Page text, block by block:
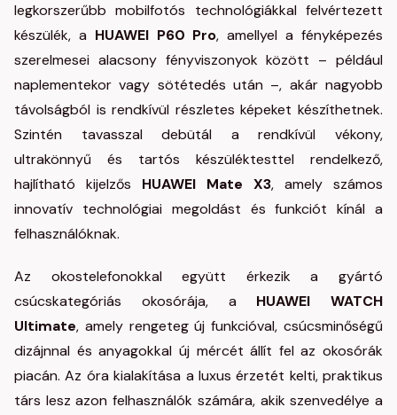
legkorszerűbb mobilfotós technológiákkal felvértezett
készülék, a HUAWEI P60 Pro, amellyel a fényképezés
szerelmesei alacsony fényviszonyok között – például
naplementekor vagy sötétedés után –, akár nagyobb
távolságból is rendkívül részletes képeket készíthetnek.
Szintén tavasszal debütál a rendkívül vékony,
ultrakönnyű és tartós készüléktesttel rendelkező,
hajlítható kijelzős HUAWEI Mate X3, amely számos
innovatív technológiai megoldást és funkciót kínál a
felhasználóknak.
Az okostelefonokkal együtt érkezik a gyártó
csúcskategóriás okosórája, a HUAWEI WATCH
Ultimate, amely rengeteg új funkcióval, csúcsminőségű
dizájnnal és anyagokkal új mércét állít fel az okosórák
piacán. Az óra kialakítása a luxus érzetét kelti, praktikus
társ lesz azon felhasználók számára, akik szenvedélye a